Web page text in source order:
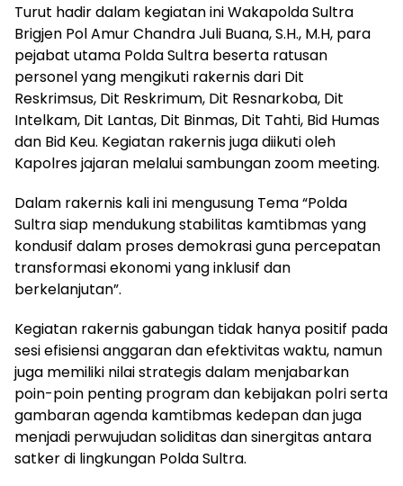
Turut hadir dalam kegiatan ini Wakapolda Sultra
Brigjen Pol Amur Chandra Juli Buana, S.H., M.H, para
pejabat utama Polda Sultra beserta ratusan
personel yang mengikuti rakernis dari Dit
Reskrimsus, Dit Reskrimum, Dit Resnarkoba, Dit
Intelkam, Dit Lantas, Dit Binmas, Dit Tahti, Bid Humas
dan Bid Keu. Kegiatan rakernis juga diikuti oleh
Kapolres jajaran melalui sambungan zoom meeting.
Dalam rakernis kali ini mengusung Tema “Polda
Sultra siap mendukung stabilitas kamtibmas yang
kondusif dalam proses demokrasi guna percepatan
transformasi ekonomi yang inklusif dan
berkelanjutan”.
Kegiatan rakernis gabungan tidak hanya positif pada
sesi efisiensi anggaran dan efektivitas waktu, namun
juga memiliki nilai strategis dalam menjabarkan
poin-poin penting program dan kebijakan polri serta
gambaran agenda kamtibmas kedepan dan juga
menjadi perwujudan soliditas dan sinergitas antara
satker di lingkungan Polda Sultra.